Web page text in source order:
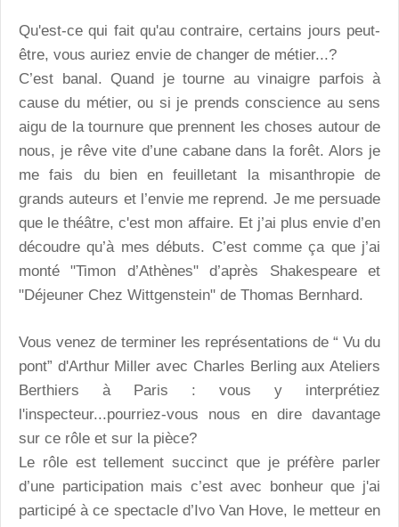
Qu'est-ce qui fait qu'au contraire, certains jours peut-
être, vous auriez envie de changer de métier...?
C’est banal. Quand je tourne au vinaigre parfois à
cause du métier, ou si je prends conscience au sens
aigu de la tournure que prennent les choses autour de
nous, je rêve vite d’une cabane dans la forêt. Alors je
me fais du bien en feuilletant la misanthropie de
grands auteurs et l’envie me reprend. Je me persuade
que le théâtre, c'est mon affaire. Et j’ai plus envie d’en
découdre qu’à mes débuts. C’est comme ça que j’ai
monté "Timon d’Athènes" d’après Shakespeare et
"Déjeuner Chez Wittgenstein" de Thomas Bernhard.
Vous venez de terminer les représentations de “ Vu du
pont” d'Arthur Miller avec Charles Berling aux Ateliers
Berthiers à Paris : vous y interprétiez
l'inspecteur...pourriez-vous nous en dire davantage
sur ce rôle et sur la pièce?
Le rôle est tellement succinct que je préfère parler
d’une participation mais c’est avec bonheur que j'ai
participé à ce spectacle d’Ivo Van Hove, le metteur en